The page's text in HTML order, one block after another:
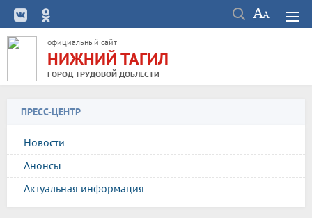
официальный сайт
НИЖНИЙ ТАГИЛ
ГОРОД ТРУДОВОЙ ДОБЛЕСТИ
ПРЕСС-ЦЕНТР
Новости
Анонсы
Актуальная информация